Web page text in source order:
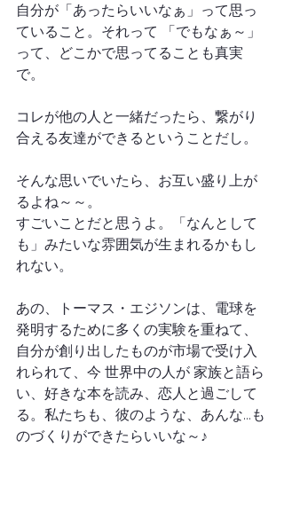
自分が「あったらいいなぁ」って思っ
ていること。それって 「でもなぁ～」
って、どこかで思ってることも真実
で。
コレが他の人と一緒だったら、繋がり
合える友達ができるということだし。
そんな思いでいたら、お互い盛り上が
るよね～～。
すごいことだと思うよ。「なんとして
も」みたいな雰囲気が生まれるかもし
れない。
あの、トーマス・エジソンは、電球を
発明するために多くの実験を重ねて、
自分が創り出したものが市場で受け入
れられて、今 世界中の人が 家族と語ら
い、好きな本を読み、恋人と過ごして
る。私たちも、彼のような、あんな…も
のづくりができたらいいな～♪